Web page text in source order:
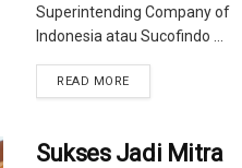
Superintending Company of
Indonesia atau Sucofindo ...
READ MORE
Sukses Jadi Mitra